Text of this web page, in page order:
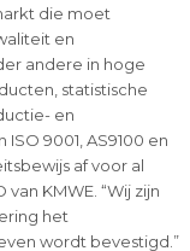
die moet
en
andere in hoge
statistische
en
9001, AS9100 en
af voor al
KMWE. “Wij zijn
het
wordt bevestigd.”